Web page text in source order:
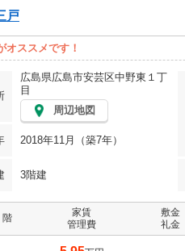
戸
オススメです！
広島県広島市安芸区中野東１丁
目
周辺地図
2018年11月（築7年）
3階建
階
家賃
管理費
敷金
礼金